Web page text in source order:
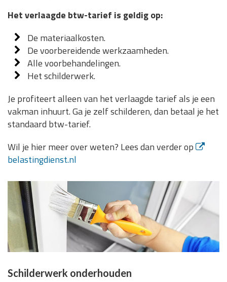
Het verlaagde btw-tarief is geldig op:
De materiaalkosten.
De voorbereidende werkzaamheden.
Alle voorbehandelingen.
Het schilderwerk.
Je profiteert alleen van het verlaagde tarief als je een
vakman inhuurt. Ga je zelf schilderen, dan betaal je het
standaard btw-tarief.
Wil je hier meer over weten? Lees dan verder op
belastingdienst.nl
Schilderwerk onderhouden